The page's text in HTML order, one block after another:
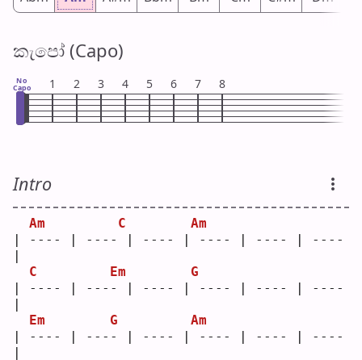
කැපෝ (Capo)
No
Capo 1 2 3 4 5 6 7 8
Intro
Am C
Am
| ---- | ---- | ---- | ---- | ---- | ----
C
Em
G
| ---- | ---- | ---- | ---- | ---- | ----
Em
G
Am
| ---- | ---- | ---- | ---- | ---- | ----